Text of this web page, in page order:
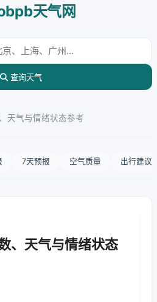
天气网
查询天气
天气与情绪状态参考
7天预报 空气质量 出行建议
、天气与情绪状态